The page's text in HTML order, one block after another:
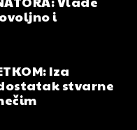
i
Iza
stvarne